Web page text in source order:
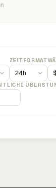
ZEITFORMAT
$